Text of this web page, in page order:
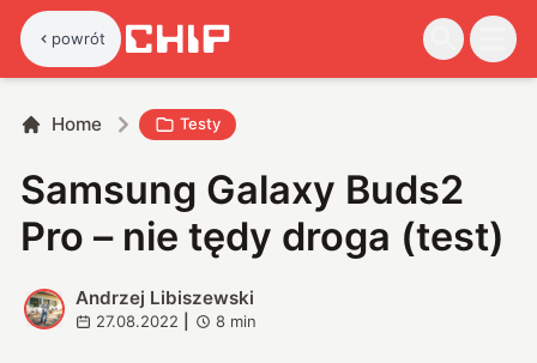
powrót
Home Testy
Samsung Galaxy Buds2
Pro – nie tędy droga (test)
A
Andrzej Libiszewski
27.08.2022 8 min